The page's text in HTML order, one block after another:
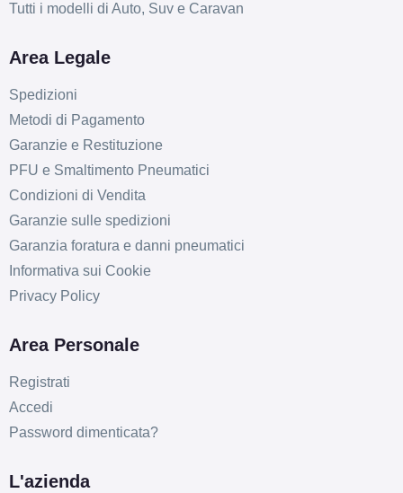
Tutti i modelli di Auto, Suv e Caravan
Area Legale
Spedizioni
Metodi di Pagamento
Garanzie e Restituzione
PFU e Smaltimento Pneumatici
Condizioni di Vendita
Garanzie sulle spedizioni
Garanzia foratura e danni pneumatici
Informativa sui Cookie
Privacy Policy
Area Personale
Registrati
Accedi
Password dimenticata?
L'azienda